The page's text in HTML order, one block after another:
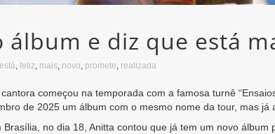
e diz que está
está feliz mais novo promete realizada
começou na temporada com a famosa turnê
de 2025 um álbum com o mesmo nome da tour, mas
no dia 18, Anitta contou que já tem um novo álbum